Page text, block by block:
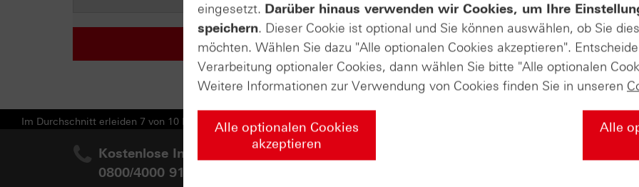
Produkte anzeigen (36517 Ergebnisse gefunden)
Im Durchschnitt erleiden 7 von 10 Kleinanlegern Verluste beim Handel mit Turbo-Zertifikaten. Turbo-Zertifikate sind hoch
Kostenlose Infoline:
0800/4000 910
Ihr Kontakt zu uns
eingesetzt. Darüber hinaus verwenden wir Cookies, um Ihre
speichern. Dieser Cookie ist optional und Sie können auswählen, ob Sie
möchten. Wählen Sie dazu "Alle optionalen Cookies akzeptieren".
Verarbeitung optionaler Cookies, dann wählen Sie bitte "Alle optionalen
Weitere Informationen zur Verwendung von Cookies finden Sie in unseren
Alle optionalen Cookies
akzeptieren
Alle